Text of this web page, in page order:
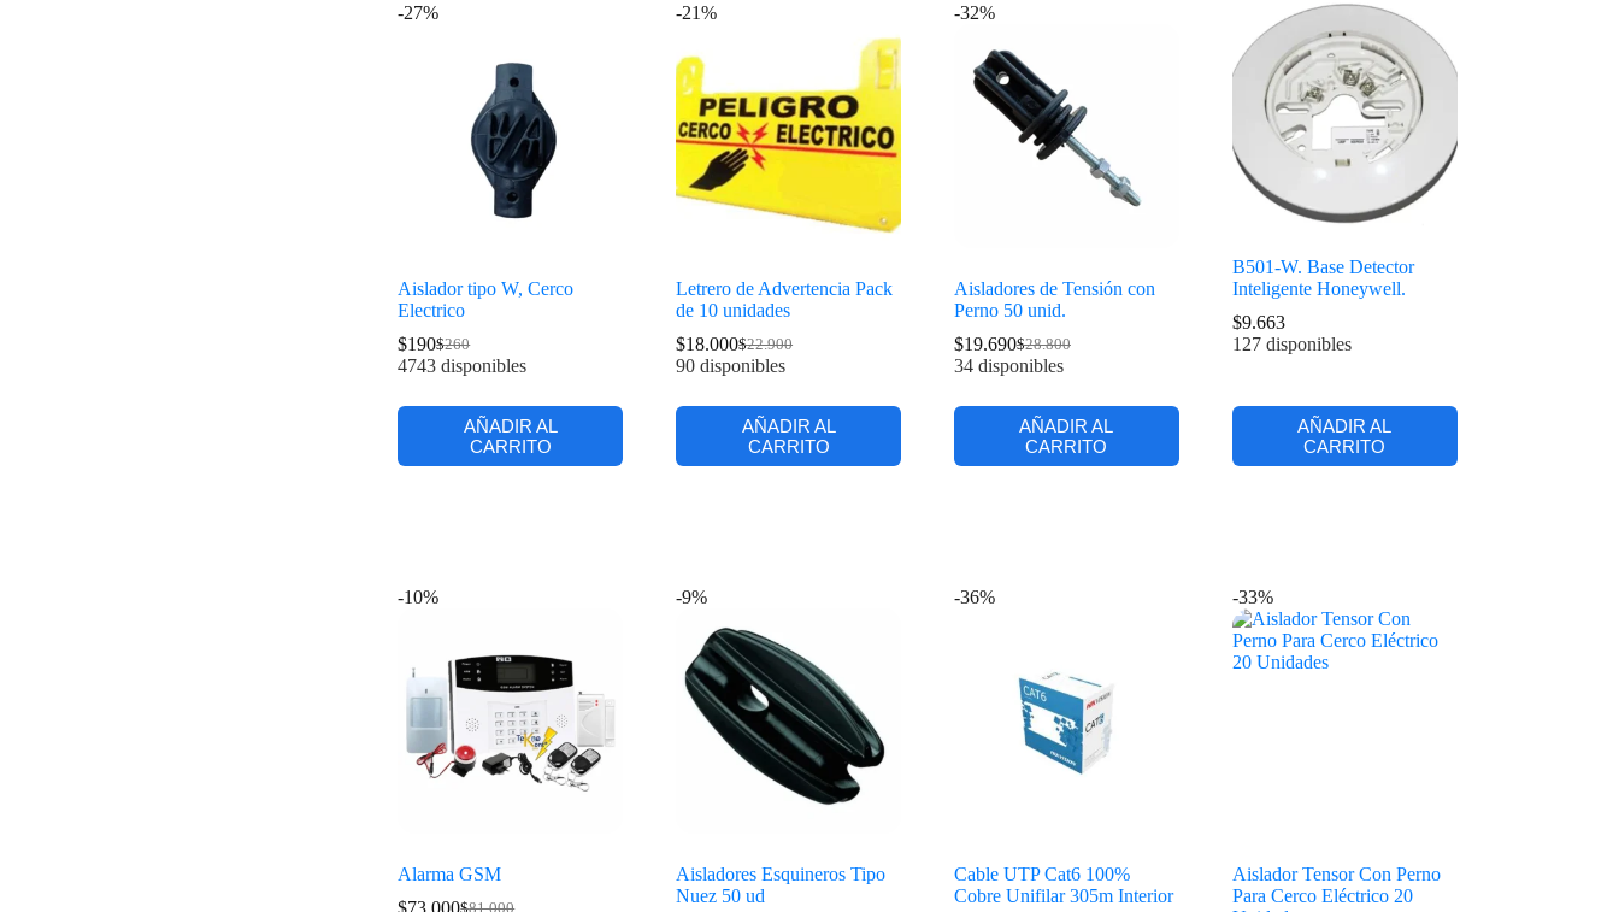
-27%
Aislador tipo W, Cerco
Electrico
$260
$190
4743 disponibles
AÑADIR AL
CARRITO
-21%
Letrero de Advertencia Pack
de 10 unidades
$22.900
$18.000
90 disponibles
AÑADIR AL
CARRITO
-32%
Aisladores de Tensión con
Perno 50 unid.
$28.800
$19.690
34 disponibles
AÑADIR AL
CARRITO
B501-W. Base Detector
Inteligente Honeywell.
$9.663
127 disponibles
AÑADIR AL
CARRITO
-10%
Alarma GSM
$81.000
-9%
Aisladores Esquineros Tipo
Nuez 50 ud
-36%
Cable UTP Cat6 100%
Cobre Unifilar 305m Interior
-33%
Aislador Tensor Con Perno
Para Cerco Eléctrico 20